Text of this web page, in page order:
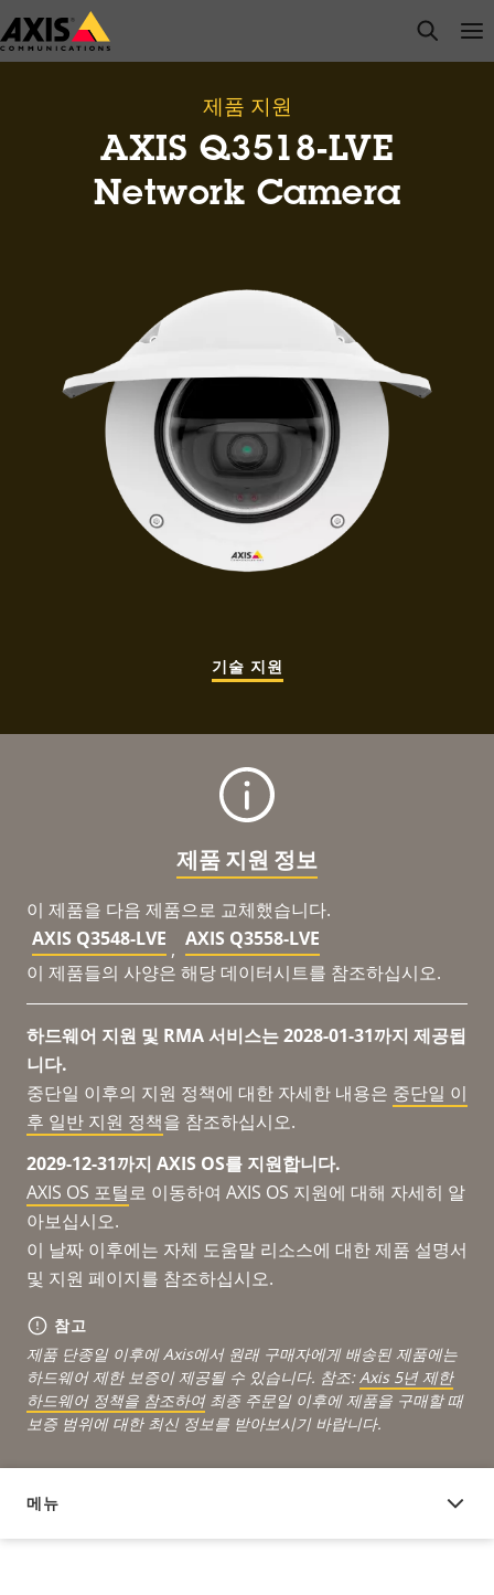
주
요
open
제품 지원
AXIS Q3518-LVE
Network Camera
기술 지원
제품 지원 정보
이 제품을 다음 제품으로 교체했습니다.
AXIS Q3548-LVE , AXIS Q3558-LVE
이 제품들의 사양은 해당 데이터시트를 참조하십시오.
하드웨어 지원 및 RMA 서비스는 2028-01-31까지 제공됩
니다.
중단일 이후의 지원 정책에 대한 자세한 내용은 중단일 이
후 일반 지원 정책을 참조하십시오.
2029-12-31까지 AXIS OS를 지원합니다.
AXIS OS 포털로 이동하여 AXIS OS 지원에 대해 자세히 알
아보십시오.
이 날짜 이후에는 자체 도움말 리소스에 대한 제품 설명서
및 지원 페이지를 참조하십시오.
참고
제품 단종일 이후에 Axis에서 원래 구매자에게 배송된 제품에는
하드웨어 제한 보증이 제공될 수 있습니다. 참조: Axis 5년 제한
하드웨어 정책을 참조하여최종 주문일 이후에 제품을 구매할 때
보증 범위에 대한 최신 정보를 받아보시기 바랍니다.
메뉴
장치 소프트웨어